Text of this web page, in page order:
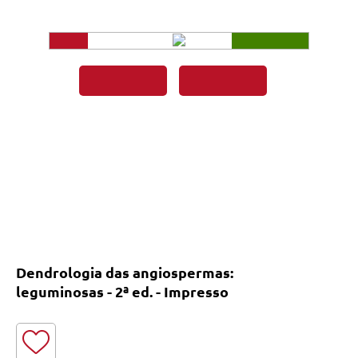
Dendrologia das angiospermas:
leguminosas - 2ª ed. - Impresso